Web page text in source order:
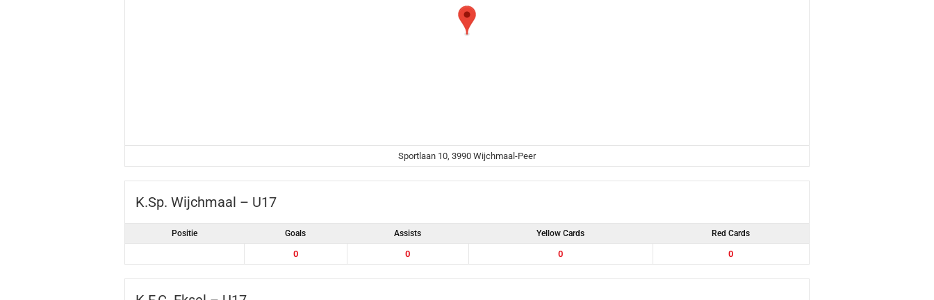
Sportlaan 10, 3990 Wijchmaal-Peer
K.Sp. Wijchmaal – U17
Positie Goals Assists Yellow Cards Red Cards
0 0 0 0